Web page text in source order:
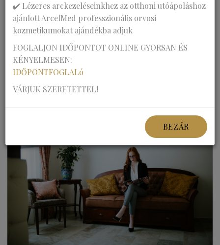
AFeketesas Klinika elegáns, nyugodt környezetben, a
legkorszerűbb orvosi diagnosztikai eszközökkel és a
világszínvonalú DEKA laser készülékeivel várja
pácienseit. Vezető orvosaink több évtizede állnak a
gyógyítás szolgálatában, betegeink kényelméről jól
képzett, készséges munkatársaink gondoskodnak.
✔️ Lézeres arckezeléseinkhez az otthoni utóápoláshoz
ajánlott ArcelMed professzionális orvosi
kozmetikumokat ajándékba adjuk
FOGLALJON IDŐPONTOT ONLINE GYORSAN ÉS
KÉNYELMESEN:
IDŐPONTFOGLALó
VÁRJUK SZERETETTEL!
BEZÁR